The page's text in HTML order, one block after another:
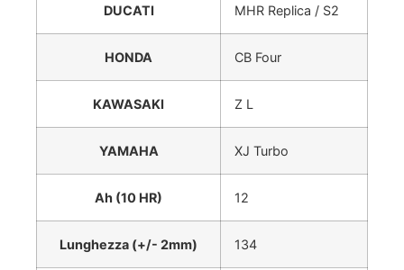
DUCATI MHR Replica / S2
HONDA CB Four
KAWASAKI Z L
YAMAHA XJ Turbo
Ah (10 HR) 12
Lunghezza (+/- 2mm) 134